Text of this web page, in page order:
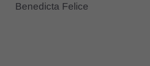
Benedicta Felice